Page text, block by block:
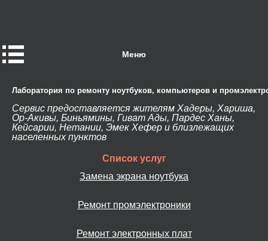
Меню
Лаборатория по ремонту ноутбуков, компьютеров и
Сервис предоставляется жителям Хадеры, Хариша,
Ор-Акивы, Биньямины, Гиват Ады, Пардес Ханы,
Кейсарии, Нетании, Эмек Хефер и близлежащих
населенных пунктов
Список услуг
Замена экрана ноутбука
Ремонт промэлектроники
Ремонт электронных плат